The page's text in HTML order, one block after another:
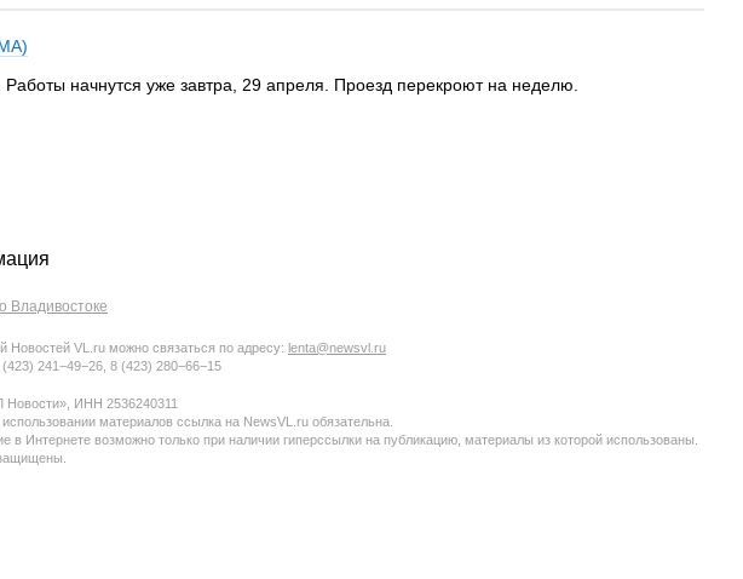
начнутся уже завтра, 29 апреля. Проезд перекроют на неделю.
Владивостоке
Новостей VL.ru можно связаться по адресу: lenta@newsvl.ru
241−49−26, 8 (423) 280−66−15
ИНН 2536240311
материалов ссылка на NewsVL.ru обязательна.
в Интернете возможно только при наличии гиперссылки на публикацию, материалы из которой использованы.